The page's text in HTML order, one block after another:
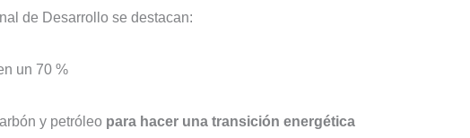
de Desarrollo se destacan:
un 70 %
y petróleo para hacer una transición energética